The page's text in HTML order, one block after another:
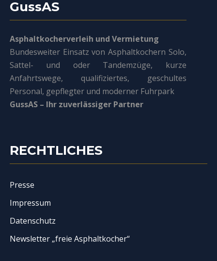
GussAS
Asphaltkocherverleih und Vermietung
Bundesweiter Einsatz von Asphaltkochern Solo,
Sattel- und oder Tandemzüge, kurze
Anfahrtswege, qualifiziertes, geschultes
Personal, gepflegter und moderner Fuhrpark
GussAS – Ihr zuverlässiger Partner
RECHTLICHES
Presse
Impressum
Datenschutz
Newsletter „freie Asphaltkocher“